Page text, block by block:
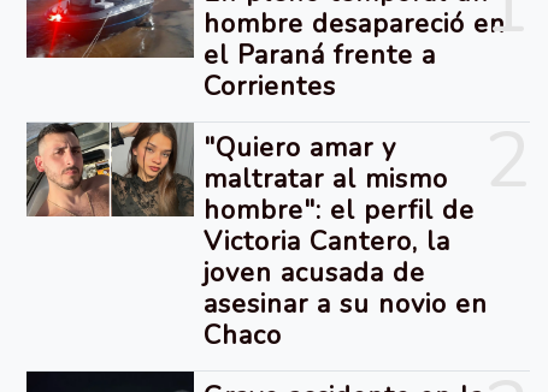
hombre desapareció en
el Paraná frente a
Corrientes
"Quiero amar y
maltratar al mismo
hombre": el perfil de
Victoria Cantero, la
joven acusada de
asesinar a su novio en
Chaco